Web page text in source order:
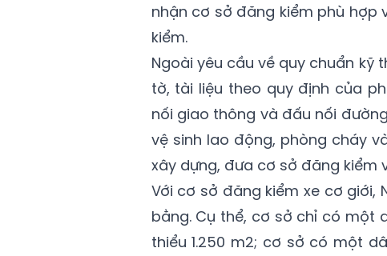
nhận cơ sở đăng kiểm phù hợp
kiểm.
Ngoài yêu cầu về quy chuẩn
tờ, tài liệu theo quy định của
nối giao thông và đấu nối
vệ sinh lao động, phòng cháy
xây dựng, đưa cơ sở đăng kiểm
Với cơ sở đăng kiểm xe cơ giới,
bằng. Cụ thể, cơ sở chỉ có một
thiểu 1.250 m2; cơ sở có một